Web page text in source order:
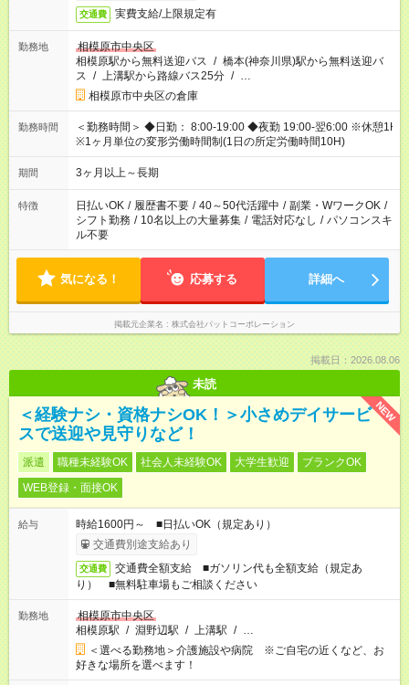
交通費 実費支給/上限規定有
勤務地
相模原市中央区
相模原駅から無料送迎バス / 橋本(神奈川県)駅から無料送迎バ
ス / 上溝駅から路線バス25分 / …
相模原市中央区の倉庫
勤務時間
＜勤務時間＞ ◆日勤： 8:00-19:00 ◆夜勤 19:00-翌6:00 ※休憩1H
※1ヶ月単位の変形労働時間制(1日の所定労働時間10H)
期間 3ヶ月以上～長期
特徴 日払いOK / 履歴書不要 / 40～50代活躍中 / 副業・WワークOK /
シフト勤務 / 10名以上の大量募集 / 電話対応なし / パソコンスキ
ル不要
気になる！ 応募する 詳細へ
掲載元企業名 株式会社パットコーポレーション
掲載日：2026.08.06
未読
NEW
＜経験ナシ・資格ナシOK！＞小さめデイサービ
スで送迎や見守りなど！
派遣 職種未経験OK 社会人未経験OK 大学生歓迎
ブランクOK
WEB登録・面接OK
給与
時給1600円～ ■日払いOK（規定あり）
交通費別途支給あり
交通費
交通費全額支給 ■ガソリン代も全額支給（規定あ
り） ■無料駐車場もご相談ください
勤務地
相模原市中央区
相模原駅 / 淵野辺駅 / 上溝駅 / …
＜選べる勤務地＞介護施設や病院 ※ご自宅の近くなど、お
好きな場所を選べます！